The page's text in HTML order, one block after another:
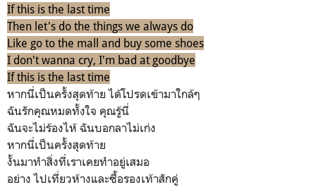
If this is the last time
Then let's do the things we always do
Like go to the mall and buy some shoes
I don't wanna cry, I'm bad at goodbye
If this is the last time
หากนี่เป็นครั้งสุดท้าย ได้โปรดเข้ามาใกล้ๆ
ฉันรักคุณหมดทั้งใจ คุณรู้นี่
ฉันจะไม่ร้องไห้ ฉันบอกลาไม่เก่ง
หากนี่เป็นครั้งสุดท้าย
งั้นมาทำสิ่งที่เราเคยทำอยู่เสมอ
อย่าง ไปเที่ยวห้างและซื้อรองเท้าสักคู่